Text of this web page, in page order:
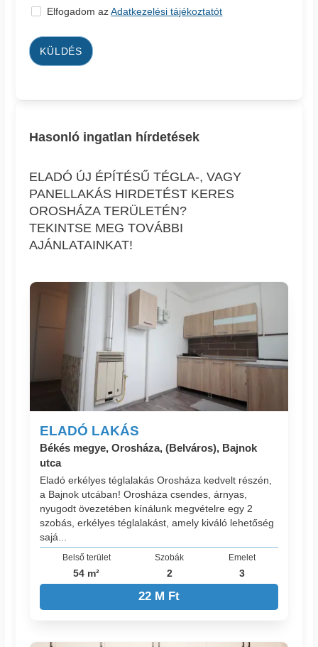
Elfogadom azAdatkezelési tájékoztatót
KÜLDÉS
Hasonló ingatlan hírdetések
ELADÓ ÚJ ÉPÍTÉSŰ TÉGLA-, VAGY
PANELLAKÁS HIRDETÉST KERES
OROSHÁZA TERÜLETÉN?
TEKINTSE MEG TOVÁBBI
AJÁNLATAINKAT!
ELADÓ LAKÁS
Békés megye, Orosháza, (Belváros), Bajnok
utca
Eladó erkélyes téglalakás Orosháza kedvelt részén,
a Bajnok utcában! Orosháza csendes, árnyas,
nyugodt övezetében kínálunk megvételre egy 2
szobás, erkélyes téglalakást, amely kiváló lehetőség
sajá...
Belső terület
54 m²
Szobák
2
Emelet
3
22 M Ft